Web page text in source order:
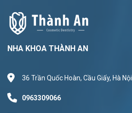
NHA KHOA THÀNH AN
36 Trần Quốc Hoàn, Cầu Giấy, Hà Nội
0963309066